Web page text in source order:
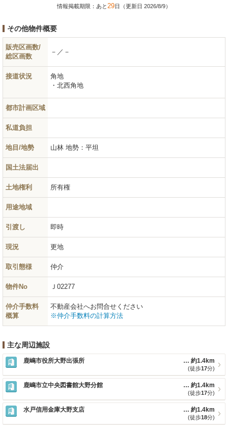
情報掲載期限：あと 29日（更新日 2026/8/9）
その他物件概要
販売区画数/
総区画数
－／－
接道状況
角地
北西角地
都市計画区域
私道負担
地目/地勢 山林 地勢：平坦
国土法届出
土地権利 所有権
用途地域
引渡し 即時
現況 更地
取引態様 仲介
物件No Ｊ02277
仲介手数料
概算
不動産会社へお問合せください
※仲介手数料の計算方法
主な周辺施設
鹿嶋市役所大野出張所 約1.4km
(徒歩17分)
鹿嶋市立中央図書館大野分館 約1.4km
(徒歩17分)
水戸信用金庫大野支店 約1.4km
(徒歩18分)